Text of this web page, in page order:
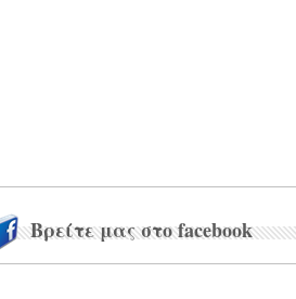
Βρείτε μας στο facebook